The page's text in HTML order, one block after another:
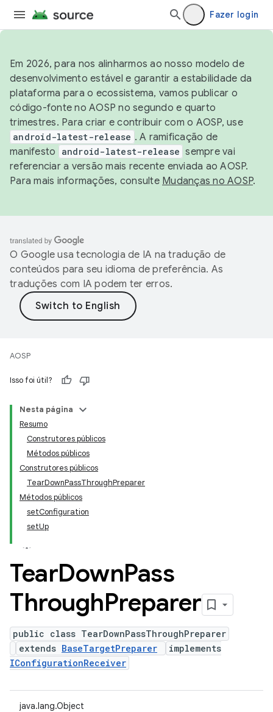
Fazer login
Em 2026, para nos alinharmos ao nosso modelo de
desenvolvimento estável e garantir a estabilidade da
plataforma para o ecossistema, vamos publicar o
código-fonte no AOSP no segundo e quarto
trimestres. Para criar e contribuir com o AOSP, use
android-latest-release . A ramificação de
manifesto
android-latest-release sempre vai
referenciar a versão mais recente enviada ao AOSP.
Para mais informações, consulte Mudanças no AOSP.
O Google usa tecnologia de IA na tradução de
conteúdos para seu idioma de preferência. As
traduções com IA podem ter erros.
AOSP
Isso foi útil?
Nesta página
Resumo
Construtores públicos
Métodos públicos
Construtores públicos
TearDownPassThroughPreparer
Métodos públicos
setConfiguration
setUp
TearDownPass
ThroughPreparer
public class TearDownPassThroughPreparer
extends BaseTargetPreparer
implements
IConfigurationReceiver
java.lang.Object